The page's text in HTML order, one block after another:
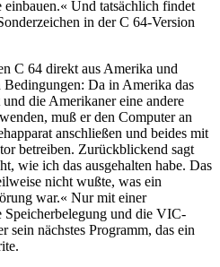
Und tatsächlich findet
in der C 64-Version
C 64 direkt aus Amerika und
Bedingungen: Da in Amerika das
die Amerikaner eine andere
muß er den Computer an
anschließen und beides mit
betreiben. Zurückblickend sagt
wie ich das ausgehalten habe. Das
nicht wußte, was ein
war.« Nur mit einer
Speicherbelegung und die VIC-
sein nächstes Programm, das ein